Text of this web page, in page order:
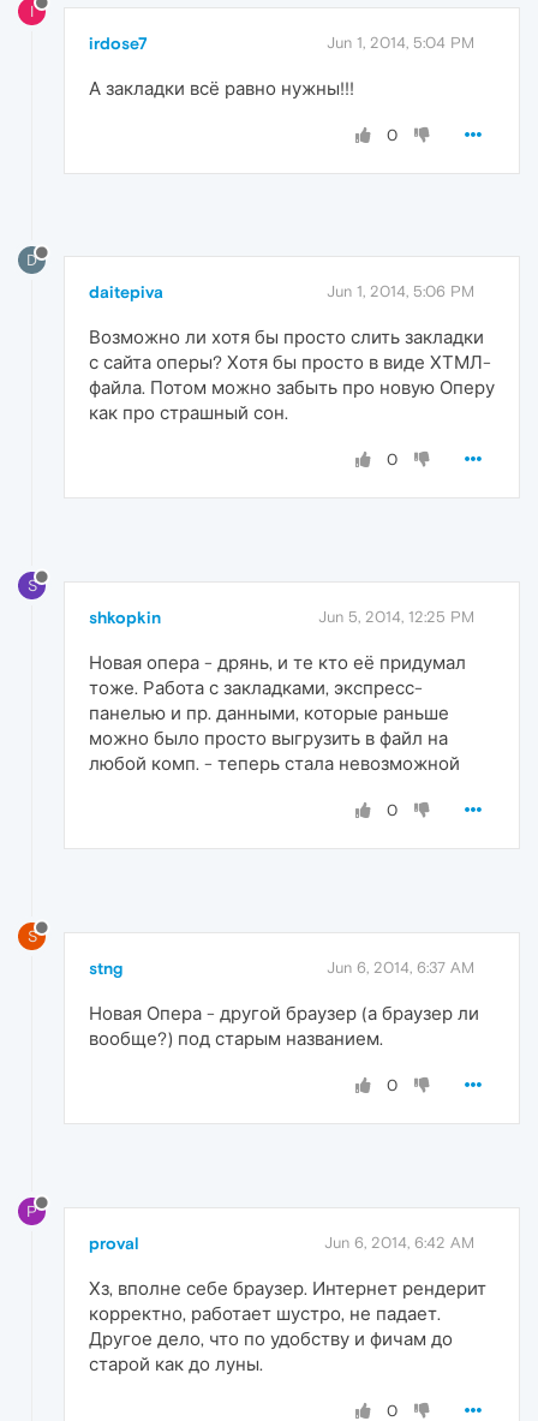
I
irdose7 Jun 1, 2014, 5:04 PM
А закладки всё равно нужны!!!
0
D
daitepiva Jun 1, 2014, 5:06 PM
Возможно ли хотя бы просто слить закладки
с сайта оперы? Хотя бы просто в виде ХТМЛ-
файла. Потом можно забыть про новую Оперу
как про страшный сон.
0
S
shkopkin Jun 5, 2014, 12:25 PM
Новая опера - дрянь, и те кто её придумал
тоже. Работа с закладками, экспресс-
панелью и пр. данными, которые раньше
можно было просто выгрузить в файл на
любой комп. - теперь стала невозможной
0
S
stng Jun 6, 2014, 6:37 AM
Новая Опера - другой браузер (а браузер ли
вообще?) под старым названием.
0
P
proval Jun 6, 2014, 6:42 AM
Хз, вполне себе браузер. Интернет рендерит
корректно, работает шустро, не падает.
Другое дело, что по удобству и фичам до
старой как до луны.
0